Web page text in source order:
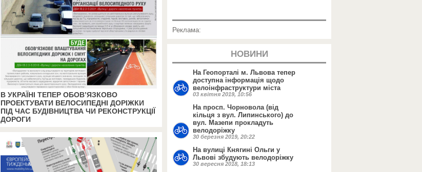
В УКРАЇНІ ТЕПЕР ОБОВ’ЯЗКОВО
ПРОЕКТУВАТИ ВЕЛОСИПЕДНІ ДОРІЖКИ
ПІД ЧАС БУДІВНИЦТВА ЧИ РЕКОНСТРУКЦІЇ
ДОРОГИ
Реклама:
НОВИНИ
На Геопорталі м. Львова тепер
доступна інформація щодо
велоінфраструктури міста
03 квітня 2019, 10:56
На просп. Чорновола (від
кільця з вул. Липинського) до
вул. Мазепи прокладуть
велодоріжку
30 березня 2019, 20:22
На вулиці Княгині Ольги у
Львові збудують велодоріжку
30 вересня 2018, 18:13